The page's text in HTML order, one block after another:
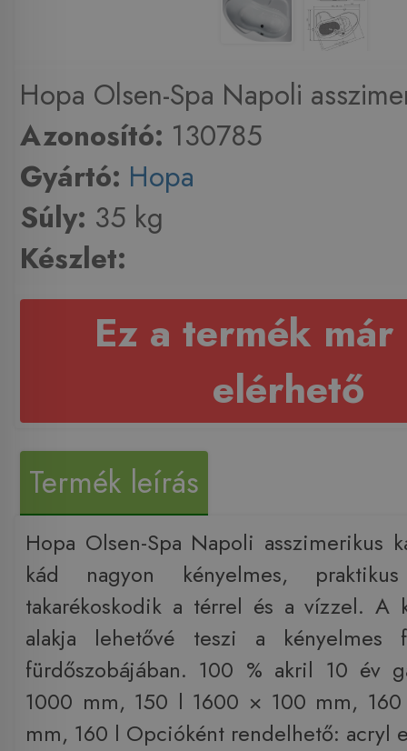
Hopa Olsen-Spa Napoli
Azonosító: 130785
Gyártó: Hopa
Súly: 35 kg
Készlet:
Ez a termék már
elérhető
Termék leírás
Hopa Olsen-Spa Napoli asszimerikus
kád nagyon kényelmes,
takarékoskodik a térrel és a vízzel. A
alakja lehetővé teszi a kényelmes
fürdőszobájában. 100 % akril 10 év
1000 mm, 150 l 1600 × 100 mm,
mm, 160 l Opcióként rendelhető: acryl